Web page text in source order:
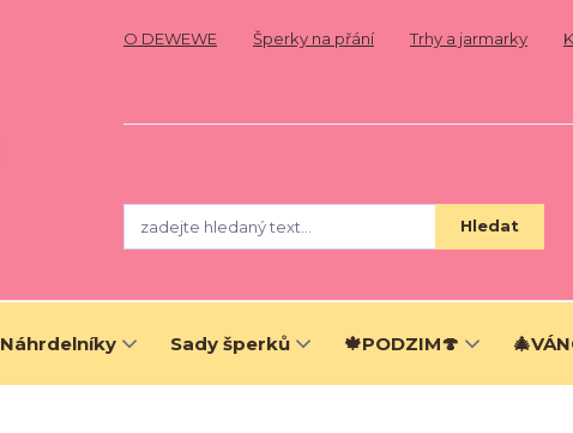
O DEWEWE Šperky na přání Trhy a jarmarky
Hledat
Náhrdelníky Sady šperků 🍁PODZIM🍄